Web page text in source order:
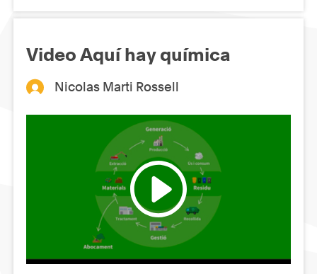
Video Aquí hay química
Nicolas Marti Rossell